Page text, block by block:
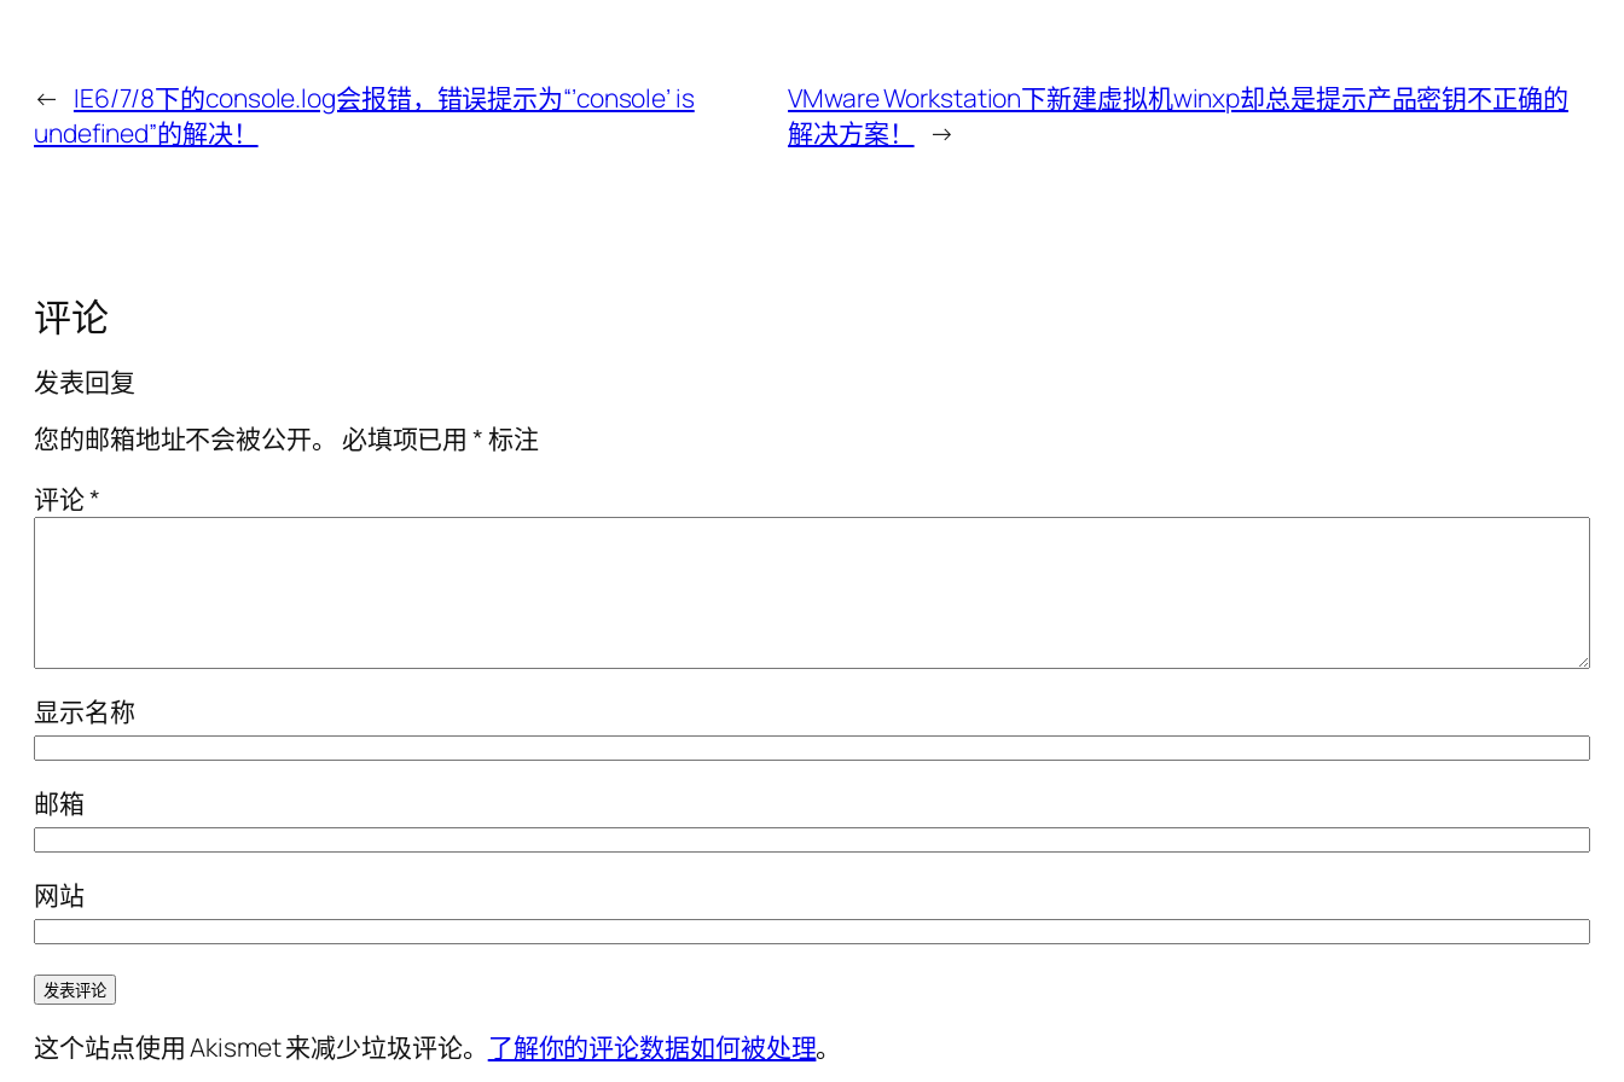
← IE6/7/8下的console.log会报错，错误提示为“’console’ is
undefined”的解决！
VMware Workstation下新建虚拟机winxp却总是提示产品密钥不正确的
解决方案！
→
评论
发表回复
您的邮箱地址不会被公开。
必填项已用*标注
评论*
显示名称
邮箱
网站
这个站点使用 Akismet 来减少垃圾评论。 了解你的评论数据如何被处理。